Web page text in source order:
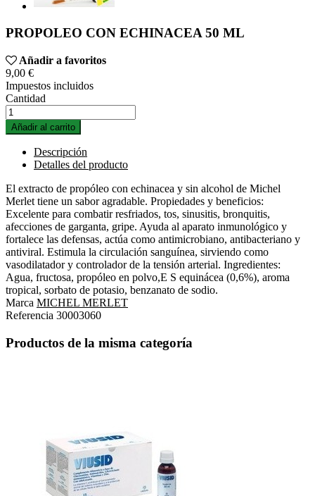
PROPOLEO CON ECHINACEA 50 ML
Añadir a favoritos
9,00 €
Impuestos incluidos
Cantidad
Añadir al carrito
Descripción
Detalles del producto
El extracto de propóleo con echinacea y sin alcohol de Michel
Merlet tiene un sabor agradable. Propiedades y beneficios:
Excelente para combatir resfriados, tos, sinusitis, bronquitis,
afecciones de garganta, gripe. Ayuda al aparato inmunológico y
fortalece las defensas, actúa como antimicrobiano, antibacteriano y
antiviral. Estimula la circulación sanguínea, sirviendo como
vasodilatador y controlador de la tensión arterial. Ingredientes:
Agua, fructosa, propóleo en polvo,E S equinácea (0,6%), aroma
tropical, sorbato de potasio, benzanato de sodio.
Marca MICHEL MERLET
Referencia 30003060
Productos de la misma categoría